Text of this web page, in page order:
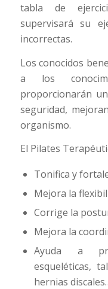
tabla de
supervisará su
incorrectas.
Los conocidos
a los
proporcionarán
seguridad,
organismo.
El Pilates
Tonifica y
Mejora la
Corrige la
Mejora la
Ayuda a
esqueléticas,
hernias